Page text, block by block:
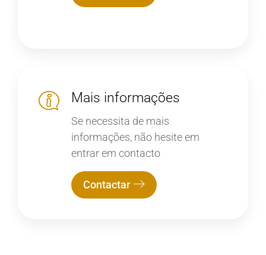
Mais informações
Se necessita de mais
informações, não hesite em
entrar em contacto
Contactar